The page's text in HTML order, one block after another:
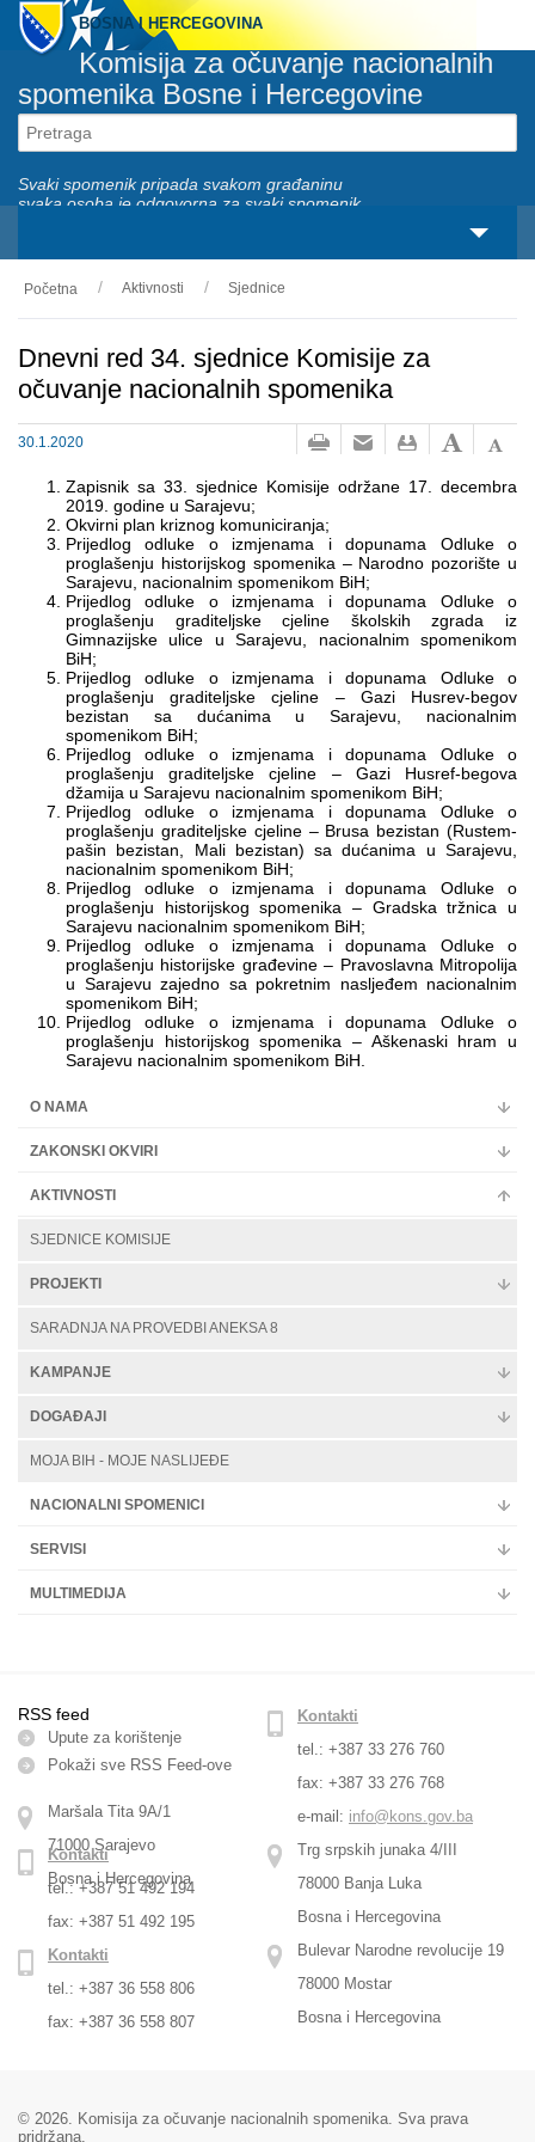
BOSNA I HERCEGOVINA
Komisija za očuvanje nacionalnih
spomenika Bosne i Hercegovine
Svaki spomenik pripada svakom građaninu
svaka osoba je odgovorna za svaki spomenik
O nama
Zakonski okviri
Aktivnosti
Nacionalni spomenici
Servisi
Multimedija
Početna Aktivnosti Sjednice
Dnevni red 34. sjednice Komisije za
očuvanje nacionalnih spomenika
30.1.2020
Zapisnik sa 33. sjednice Komisije održane 17. decembra
2019. godine u Sarajevu;
Okvirni plan kriznog komuniciranja;
Prijedlog odluke o izmjenama i dopunama Odluke o
proglašenju historijskog spomenika – Narodno pozorište u
Sarajevu, nacionalnim spomenikom BiH;
Prijedlog odluke o izmjenama i dopunama Odluke o
proglašenju graditeljske cjeline školskih zgrada iz
Gimnazijske ulice u Sarajevu, nacionalnim spomenikom
BiH;
Prijedlog odluke o izmjenama i dopunama Odluke o
proglašenju graditeljske cjeline – Gazi Husrev-begov
bezistan sa dućanima u Sarajevu, nacionalnim
spomenikom BiH;
Prijedlog odluke o izmjenama i dopunama Odluke o
proglašenju graditeljske cjeline – Gazi Husref-begova
džamija u Sarajevu nacionalnim spomenikom BiH;
Prijedlog odluke o izmjenama i dopunama Odluke o
proglašenju graditeljske cjeline – Brusa bezistan (Rustem-
pašin bezistan, Mali bezistan) sa dućanima u Sarajevu,
nacionalnim spomenikom BiH;
Prijedlog odluke o izmjenama i dopunama Odluke o
proglašenju historijskog spomenika – Gradska tržnica u
Sarajevu nacionalnim spomenikom BiH;
Prijedlog odluke o izmjenama i dopunama Odluke o
proglašenju historijske građevine – Pravoslavna Mitropolija
u Sarajevu zajedno sa pokretnim nasljeđem nacionalnim
spomenikom BiH;
Prijedlog odluke o izmjenama i dopunama Odluke o
proglašenju historijskog spomenika – Aškenaski hram u
Sarajevu nacionalnim spomenikom BiH.
O NAMA
ZAKONSKI OKVIRI
AKTIVNOSTI
SJEDNICE KOMISIJE
PROJEKTI
SARADNJA NA PROVEDBI ANEKSA 8
KAMPANJE
DOGAĐAJI
MOJA BIH - MOJE NASLIJEĐE
NACIONALNI SPOMENICI
SERVISI
MULTIMEDIJA
RSS feed
Upute za korištenje
Pokaži sve RSS Feed-оve
Maršala Tita 9A/1
71000 Sarajevo
Bosna i Hercegovina
Kontakti
tel.: +387 33 276 760
fax: +387 33 276 768
e-mail: info@kons.gov.ba
Trg srpskih junaka 4/III
78000 Banja Luka
Bosna i Hercegovina
Kontakti
tel.: +387 51 492 194
fax: +387 51 492 195
Bulevar Narodne revolucije 19
78000 Mostar
Bosna i Hercegovina
Kontakti
tel.: +387 36 558 806
fax: +387 36 558 807
© 2026. Komisija za očuvanje nacionalnih spomenika. Sva prava
pridržana.